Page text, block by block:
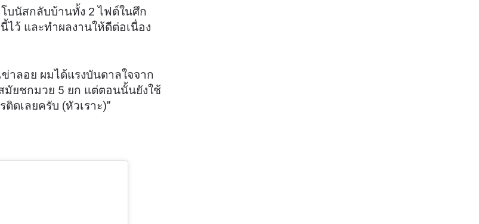
บนัสกลับบ้านทั้ง 2 ไฟต์ในศึก
ว้ และทำผลงานให้ดีต่อเนื่อง
าลอย ผมได้แรงบันดาลใจจาก
ยชกมวย 5 ยก แต่ตอนนั้นยังใช้
ดเลยครับ (หัวเราะ)”